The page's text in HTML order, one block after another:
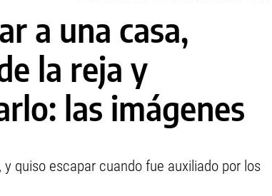
a una casa,
la reja y
las imágenes
quiso escapar cuando fue auxiliado por los